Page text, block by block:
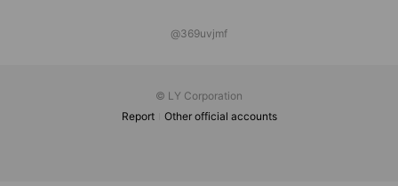
@369uvjmf
© LY Corporation
Report
Other official accounts